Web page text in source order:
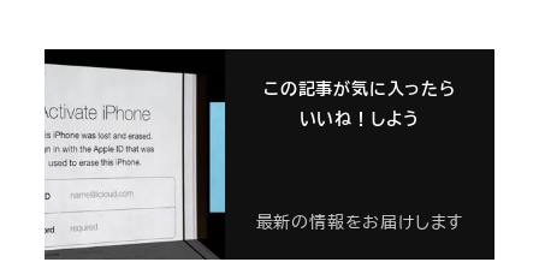
この記事が気に入ったら
いいね！しよう
最新の情報をお届けします